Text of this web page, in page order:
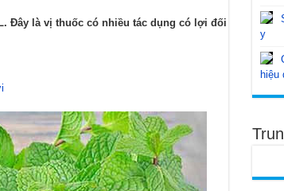
Đây là vị thuốc có nhiều tác dụng có lợi đối
y
hiệu